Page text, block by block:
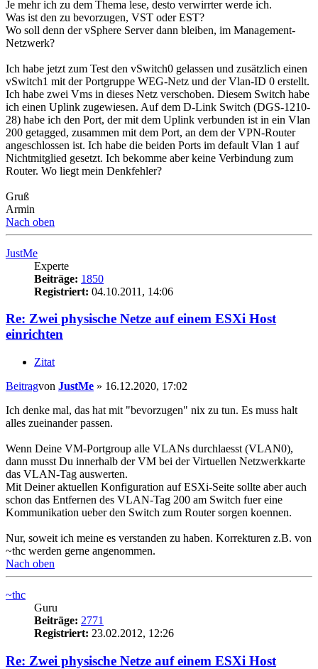
Je mehr ich zu dem Thema lese, desto verwirrter werde ich.
Was ist den zu bevorzugen, VST oder EST?
Wo soll denn der vSphere Server dann bleiben, im Management-
Netzwerk?
Ich habe jetzt zum Test den vSwitch0 gelassen und zusätzlich einen
vSwitch1 mit der Portgruppe WEG-Netz und der Vlan-ID 0 erstellt.
Ich habe zwei Vms in dieses Netz verschoben. Diesem Switch habe
ich einen Uplink zugewiesen. Auf dem D-Link Switch (DGS-1210-
28) habe ich den Port, der mit dem Uplink verbunden ist in ein Vlan
200 getagged, zusammen mit dem Port, an dem der VPN-Router
angeschlossen ist. Ich habe die beiden Ports im default Vlan 1 auf
Nichtmitglied gesetzt. Ich bekomme aber keine Verbindung zum
Router. Wo liegt mein Denkfehler?
Gruß
Armin
Nach oben
JustMe
Experte
Beiträge: 1850
Registriert: 04.10.2011, 14:06
Re: Zwei physische Netze auf einem ESXi Host
einrichten
Zitat
Beitragvon JustMe » 16.12.2020, 17:02
Ich denke mal, das hat mit "bevorzugen" nix zu tun. Es muss halt
alles zueinander passen.
Wenn Deine VM-Portgroup alle VLANs durchlaesst (VLAN0),
dann musst Du innerhalb der VM bei der Virtuellen Netzwerkkarte
das VLAN-Tag auswerten.
Mit Deiner aktuellen Konfiguration auf ESXi-Seite sollte aber auch
schon das Entfernen des VLAN-Tag 200 am Switch fuer eine
Kommunikation ueber den Switch zum Router sorgen koennen.
Nur, soweit ich meine es verstanden zu haben. Korrekturen z.B. von
~thc werden gerne angenommen.
Nach oben
~thc
Guru
Beiträge: 2771
Registriert: 23.02.2012, 12:26
Re: Zwei physische Netze auf einem ESXi Host